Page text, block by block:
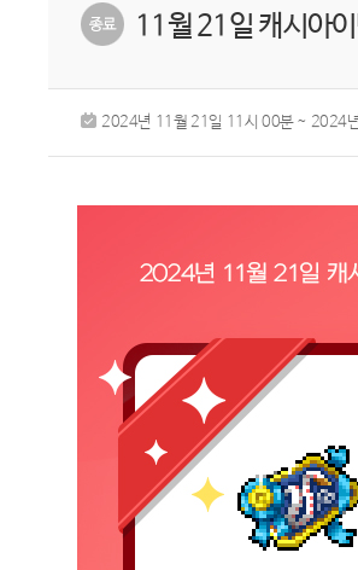
11월 21일 캐시아
2024년 11월 21일 11시 00분 ~ 2024